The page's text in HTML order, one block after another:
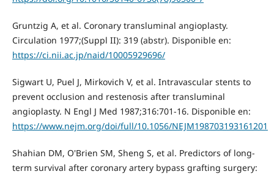
Gruntzig A, et al. Coronary transluminal angioplasty.
Circulation 1977;(Suppl II): 319 (abstr). Disponible en:
https://ci.nii.ac.jp/naid/10005929696/
Sigwart U, Puel J, Mirkovich V, et al. Intravascular stents to
prevent occlusion and restenosis after transluminal
angioplasty. N Engl J Med 1987;316:701-16. Disponible en:
https://www.nejm.org/doi/full/10.1056/NEJM198703193161201
Shahian DM, O'Brien SM, Sheng S, et al. Predictors of long-
term survival after coronary artery bypass grafting surgery: